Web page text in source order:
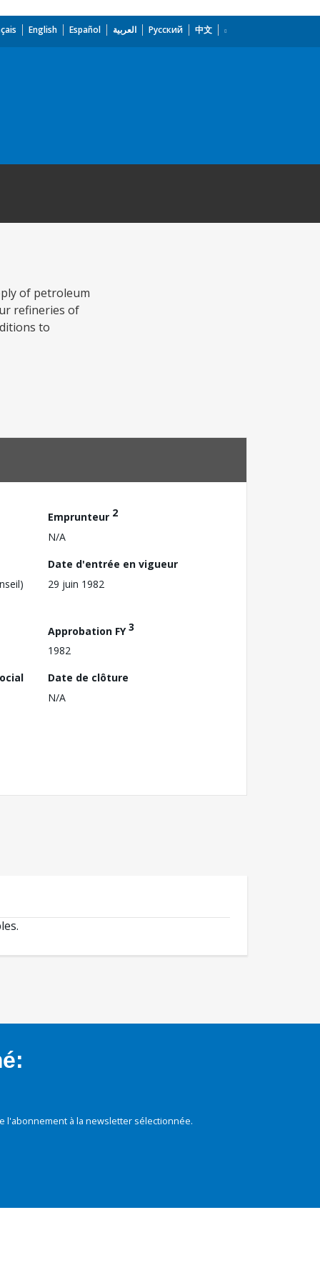
English Español العربية Русский 中文
of petroleum
refineries of
to
Emprunteur 2
N/A
Date d'entrée en vigueur
29 juin 1982
Approbation FY3
1982
Date de clôture
N/A
à la newsletter sélectionnée.